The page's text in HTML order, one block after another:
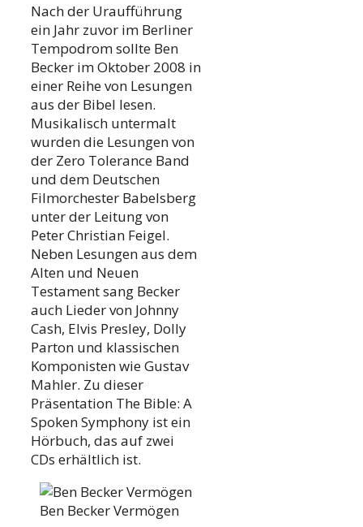
Nach der Uraufführung
ein Jahr zuvor im Berliner
Tempodrom sollte Ben
Becker im Oktober 2008 in
einer Reihe von Lesungen
aus der Bibel lesen.
Musikalisch untermalt
wurden die Lesungen von
der Zero Tolerance Band
und dem Deutschen
Filmorchester Babelsberg
unter der Leitung von
Peter Christian Feigel.
Neben Lesungen aus dem
Alten und Neuen
Testament sang Becker
auch Lieder von Johnny
Cash, Elvis Presley, Dolly
Parton und klassischen
Komponisten wie Gustav
Mahler. Zu dieser
Präsentation The Bible: A
Spoken Symphony ist ein
Hörbuch, das auf zwei
CDs erhältlich ist.
Ben Becker Vermögen